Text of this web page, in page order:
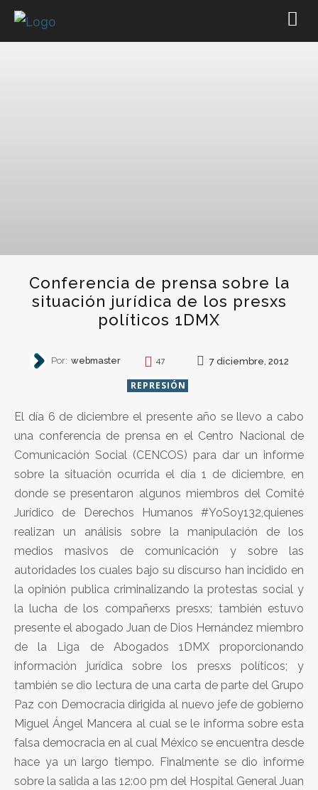
Conferencia de prensa sobre la
situación jurídica de los presxs
políticos 1DMX
Por: webmaster 47 7 diciembre, 2012
REPRESIÓN
El día 6 de diciembre el presente año se llevo a cabo
una conferencia de prensa en el Centro Nacional de
Comunicación Social (CENCOS) para dar un informe
sobre la situación ocurrida el día 1 de diciembre, en
donde se presentaron algunos miembros del Comité
Jurídico de Derechos Humanos #YoSoy132,quienes
realizan un análisis sobre la manipulación de los
medios masivos de comunicación y sobre las
autoridades los cuales bajo su discurso han incidido en
la opinión publica criminalizando la protestas social y
la lucha de los compañerxs presxs; también estuvo
presente el abogado Juan de Dios Hernández miembro
de la Liga de Abogados 1DMX proporcionando
información jurídica sobre los presxs políticos; y
también se dio lectura de una carta de parte del Grupo
Paz con Democracia dirigida al nuevo jefe de gobierno
Miguel Ángel Mancera al cual se le informa sobre esta
falsa democracia en al cual México se encuentra desde
hace ya un largo tiempo. Finalmente se dio informe
sobre la salida a las 12:00 pm del Hospital General Juan